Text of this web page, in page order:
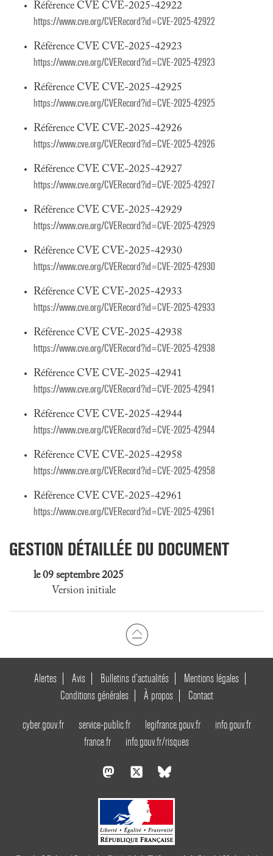
Référence CVE CVE-2025-42922
https://www.cve.org/CVERecord?id=CVE-2025-42922
Référence CVE CVE-2025-42923
https://www.cve.org/CVERecord?id=CVE-2025-42923
Référence CVE CVE-2025-42925
https://www.cve.org/CVERecord?id=CVE-2025-42925
Référence CVE CVE-2025-42926
https://www.cve.org/CVERecord?id=CVE-2025-42926
Référence CVE CVE-2025-42927
https://www.cve.org/CVERecord?id=CVE-2025-42927
Référence CVE CVE-2025-42929
https://www.cve.org/CVERecord?id=CVE-2025-42929
Référence CVE CVE-2025-42930
https://www.cve.org/CVERecord?id=CVE-2025-42930
Référence CVE CVE-2025-42933
https://www.cve.org/CVERecord?id=CVE-2025-42933
Référence CVE CVE-2025-42938
https://www.cve.org/CVERecord?id=CVE-2025-42938
Référence CVE CVE-2025-42941
https://www.cve.org/CVERecord?id=CVE-2025-42941
Référence CVE CVE-2025-42944
https://www.cve.org/CVERecord?id=CVE-2025-42944
Référence CVE CVE-2025-42958
https://www.cve.org/CVERecord?id=CVE-2025-42958
Référence CVE CVE-2025-42961
https://www.cve.org/CVERecord?id=CVE-2025-42961
GESTION DÉTAILLÉE DU DOCUMENT
le 09 septembre 2025
Version initiale
Alertes Avis Bulletins d’actualités
Mentions légales
Conditions générales
À propos Contact
cyber.gouv.fr service-public.fr legifrance.gouv.fr
info.gouv.fr
france.fr
info.gouv.fr/risques